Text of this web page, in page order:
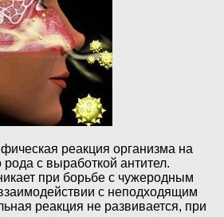
реакция организма на
с выработкой антител.
при борьбе с чужеродным
с неподходящим
реакция не развивается, при